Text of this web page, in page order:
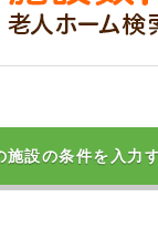
施設の条件を入力